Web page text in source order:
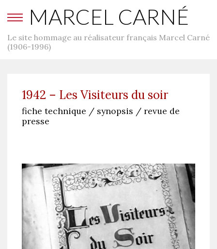
MARCEL CARNÉ
Le site hommage au réalisateur français Marcel Carné
(1906-1996)
1942 – Les Visiteurs du soir
fiche technique / synopsis / revue de
presse